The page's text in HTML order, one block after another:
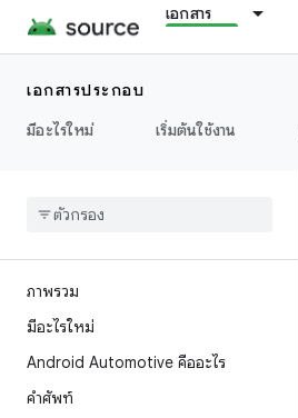
เอกสาร
เอกสารประกอบ
มีอะไรใหม่
เริ่มต้นใช้งาน
ภาพรวม
มีอะไรใหม่
Android Automotive คืออะไร
คำศัพท์